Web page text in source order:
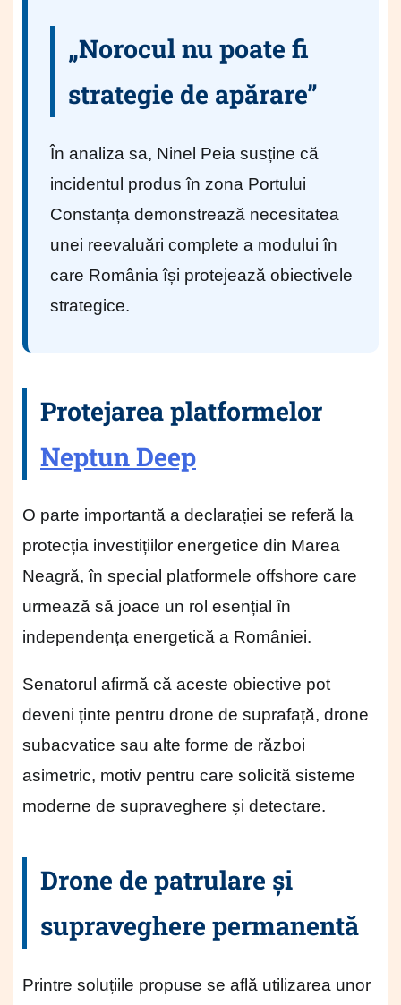
„Norocul nu poate fi
strategie de apărare”
În analiza sa, Ninel Peia susține că
incidentul produs în zona Portului
Constanța demonstrează necesitatea
unei reevaluări complete a modului în
care România își protejează obiectivele
strategice.
Protejarea platformelor
Neptun Deep
O parte importantă a declarației se referă la
protecția investițiilor energetice din Marea
Neagră, în special platformele offshore care
urmează să joace un rol esențial în
independența energetică a României.
Senatorul afirmă că aceste obiective pot
deveni ținte pentru drone de suprafață, drone
subacvatice sau alte forme de război
asimetric, motiv pentru care solicită sisteme
moderne de supraveghere și detectare.
Drone de patrulare și
supraveghere permanentă
Printre soluțiile propuse se află utilizarea unor